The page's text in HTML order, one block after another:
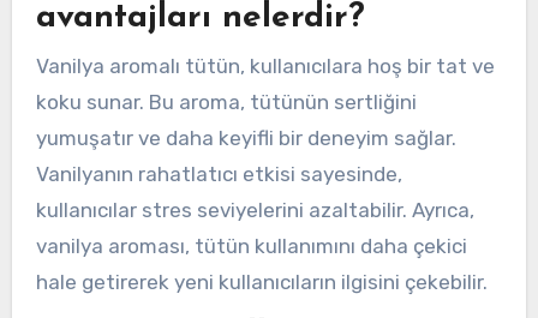
avantajları nelerdir?
Vanilya aromalı tütün, kullanıcılara hoş bir tat ve
koku sunar. Bu aroma, tütünün sertliğini
yumuşatır ve daha keyifli bir deneyim sağlar.
Vanilyanın rahatlatıcı etkisi sayesinde,
kullanıcılar stres seviyelerini azaltabilir. Ayrıca,
vanilya aroması, tütün kullanımını daha çekici
hale getirerek yeni kullanıcıların ilgisini çekebilir.